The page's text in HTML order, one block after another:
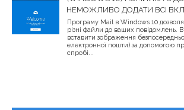
НЕМОЖЛИВО ДОДАТИ ВСІ
Програму Mail в Windows 10
різні файли до ваших повідомлень.
вставити зображення
електронної пошти) за допомогою
спробі...